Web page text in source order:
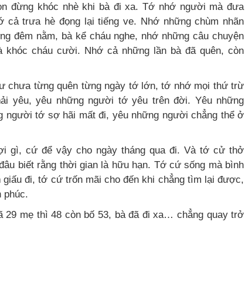
đừng khóc nhè khi bà đi xa. Tớ nhớ người mà đưa
cả trưa hè đọng lại tiếng ve. Nhớ những chùm nhãn
đêm nằm, bà kể cháu nghe, nhớ những câu chuyện
khóc cháu cười. Nhớ cả những lần bà đã quên, còn
chưa từng quên từng ngày tớ lớn, tớ nhớ mọi thứ trừ
yêu, yêu những người tớ yêu trên đời. Yêu những
người tớ sợ hãi mất đi, yêu những người chẳng thể ở
gì, cứ để vậy cho ngày tháng qua đi. Và tớ cử thở
biết rằng thời gian là hữu hạn. Tớ cứ sống mà bình
đi, tớ cứ trốn mãi cho đến khi chẳng tìm lại được,
phúc.
mẹ thì 48 còn bố 53, bà đã đi xa… chẳng quay trở